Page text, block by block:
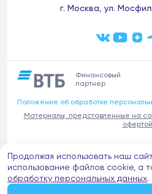
г. Москва, ул.
Финансовый
партнер
Положение об обработке
Материалы, представленные на
офертой
В связи с участившимися случаями
имени компании Донстрой
отделочных материалов и т.п.),
компания Донстрой не
представительств такого
Продолжая использовать наш
использование файлов cookie, а
обработку персональных данных.